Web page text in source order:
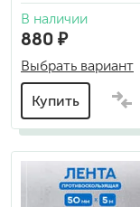
В наличии
880 ₽
Выбрать вариант
Купить